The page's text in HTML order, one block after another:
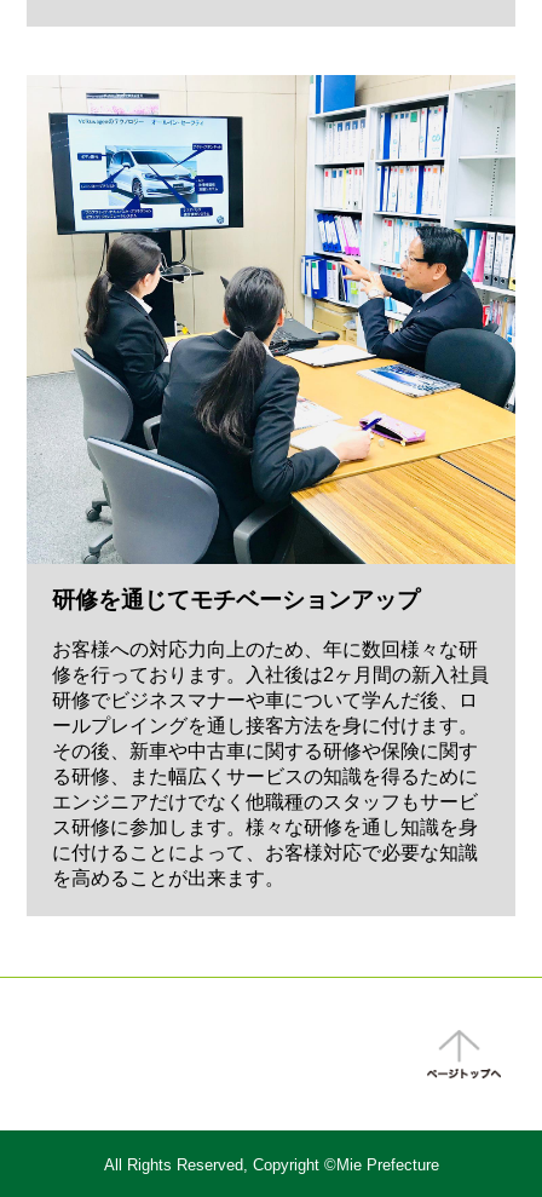
研修を通じてモチベーションアップ
お客様への対応力向上のため、年に数回様々な研
修を行っております。入社後は2ヶ月間の新入社員
研修でビジネスマナーや車について学んだ後、ロ
ールプレイングを通し接客方法を身に付けます。
その後、新車や中古車に関する研修や保険に関す
る研修、また幅広くサービスの知識を得るために
エンジニアだけでなく他職種のスタッフもサービ
ス研修に参加します。様々な研修を通し知識を身
に付けることによって、お客様対応で必要な知識
を高めることが出来ます。
All Rights Reserved, Copyright ©Mie Prefecture